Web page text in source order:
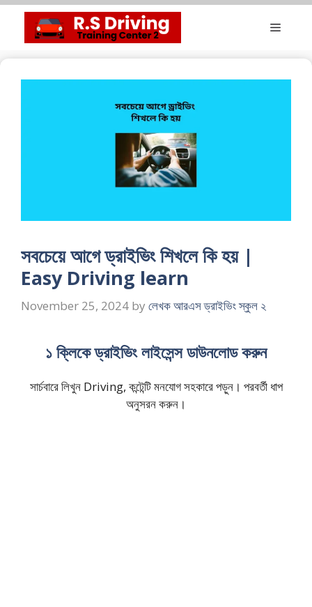
content
Menu
সবচেয়ে আগে ড্রাইভিং শিখলে কি হয় |
Easy Driving learn
November 25, 2024 by লেখক আরএস ড্রাইভিং স্কুল ২
১ ক্লিকে ড্রাইভিং লাইসেন্স ডাউনলোড করুন
সার্চবারে লিখুন Driving, কন্টেন্টি মনযোগ সহকারে পড়ুন। পরবর্তী ধাপ
অনুসরন করুন।